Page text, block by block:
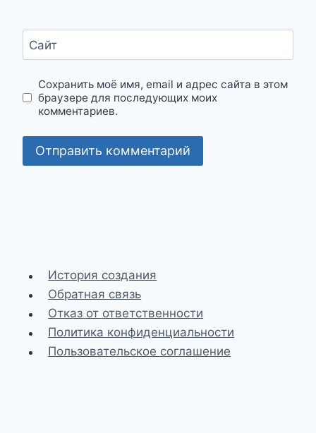
Сайт
Сохранить моё имя, email и адрес сайта в этом
браузере для последующих моих
комментариев.
История создания
Обратная связь
Отказ от ответственности
Политика конфиденциальности
Пользовательское соглашение